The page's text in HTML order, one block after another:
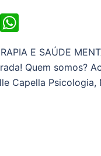
LinkedIn
E SAÚDE
Quem somos?
Capella Psicologia,